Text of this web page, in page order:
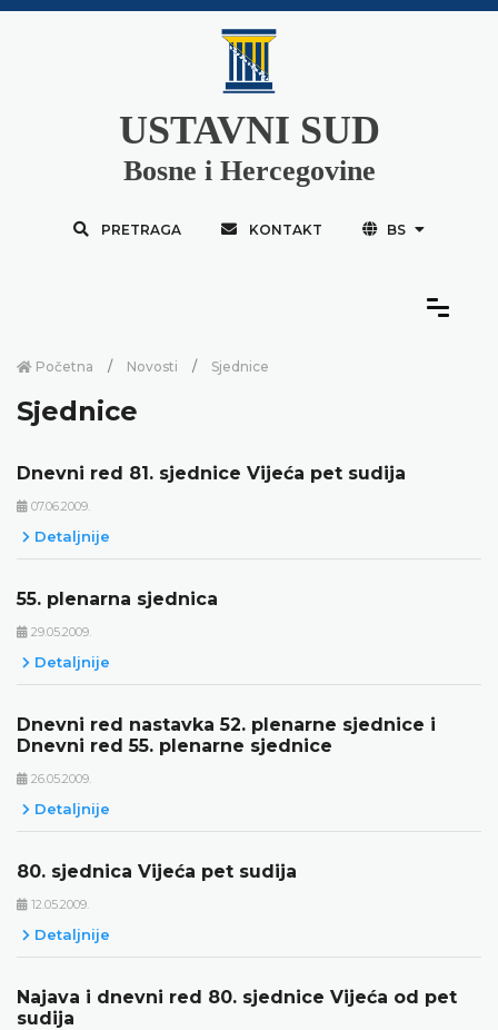
USTAVNI SUD
Bosne i Hercegovine
PRETRAGA KONTAKT BS
Početna Novosti Sjednice
Sjednice
Dnevni red 81. sjednice Vijeća pet sudija
07.06.2009.
Detaljnije
55. plenarna sjednica
29.05.2009.
Detaljnije
Dnevni red nastavka 52. plenarne sjednice i
Dnevni red 55. plenarne sjednice
26.05.2009.
Detaljnije
80. sjednica Vijeća pet sudija
12.05.2009.
Detaljnije
Najava i dnevni red 80. sjednice Vijeća od pet
sudija